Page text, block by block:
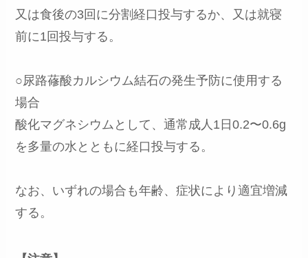
又は食後の3回に分割経口投与するか、又は就寝
前に1回投与する。
○尿路蓚酸カルシウム結石の発生予防に使用する
場合
酸化マグネシウムとして、通常成人1日0.2〜0.6g
を多量の水とともに経口投与する。
なお、いずれの場合も年齢、症状により適宜増減
する。